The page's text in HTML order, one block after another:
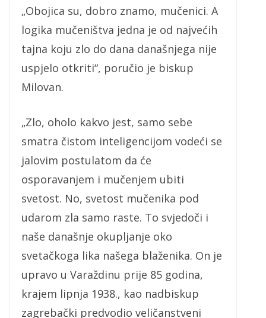
„Obojica su, dobro znamo, mučenici. A
logika mučeništva jedna je od najvećih
tajna koju zlo do dana današnjega nije
uspjelo otkriti“, poručio je biskup
Milovan.
„Zlo, oholo kakvo jest, samo sebe
smatra čistom inteligencijom vodeći se
jalovim postulatom da će
osporavanjem i mučenjem ubiti
svetost. No, svetost mučenika pod
udarom zla samo raste. To svjedoči i
naše današnje okupljanje oko
svetačkoga lika našega blaženika. On je
upravo u Varaždinu prije 85 godina,
krajem lipnja 1938., kao nadbiskup
zagrebački predvodio veličanstveni